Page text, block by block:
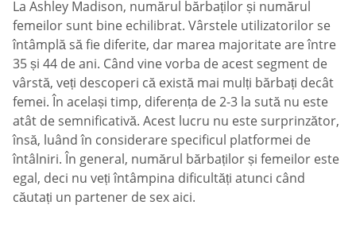
La Ashley Madison, numărul bărbaților și numărul
femeilor sunt bine echilibrat. Vârstele utilizatorilor se
întâmplă să fie diferite, dar marea majoritate are între
35 și 44 de ani. Când vine vorba de acest segment de
vârstă, veți descoperi că există mai mulți bărbați decât
femei. În același timp, diferența de 2-3 la sută nu este
atât de semnificativă. Acest lucru nu este surprinzător,
însă, luând în considerare specificul platformei de
întâlniri. În general, numărul bărbaților și femeilor este
egal, deci nu veți întâmpina dificultăți atunci când
căutați un partener de sex aici.